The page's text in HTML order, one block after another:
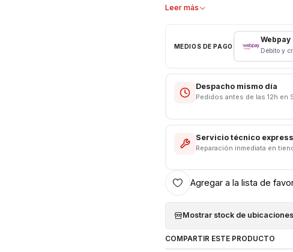
Leer más
MEDIOS DE PAGO
Webpay
Débito y
Despacho mismo día
Pedidos antes de las 12h en
Servicio técnico express
Reparación inmediata en
Agregar a la lista de
Mostrar stock de ubicaciones
COMPARTIR ESTE PRODUCTO